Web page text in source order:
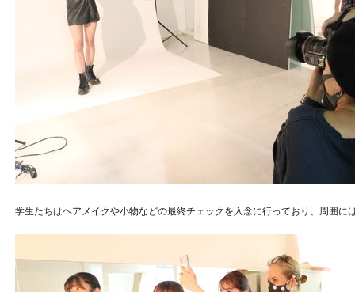
学生たちはヘアメイクや小物などの最終チェックを入念に行っており、周囲に